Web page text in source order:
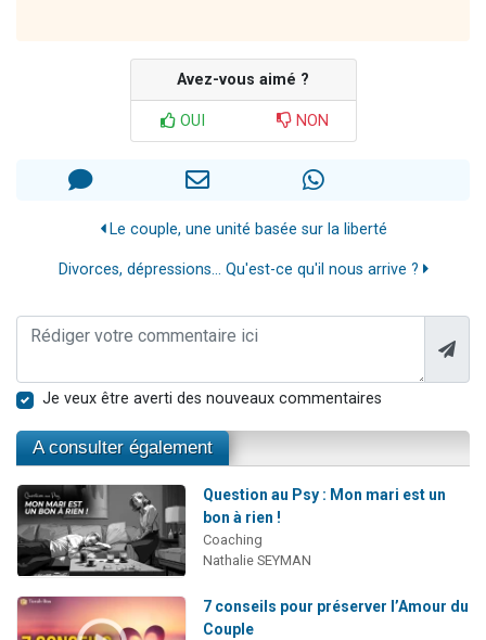
Avez-vous aimé ?
OUI NON
Le couple, une unité basée sur la liberté
Divorces, dépressions... Qu'est-ce qu'il nous arrive ?
Je veux être averti des nouveaux commentaires
A consulter également
Question au Psy : Mon mari est un
bon à rien !
Coaching
Nathalie SEYMAN
7 conseils pour préserver l’Amour du
Couple